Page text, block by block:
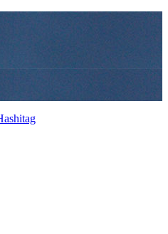
By Made in Japan
Hashitag